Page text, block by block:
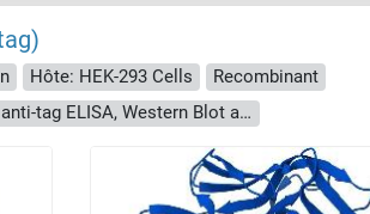
Hôte: HEK-293 Cells
Recombinant
> 90 % as determined by Bis-Tris PAGE, anti-tag ELISA, Western Blot and analytical SEC (HPLC)